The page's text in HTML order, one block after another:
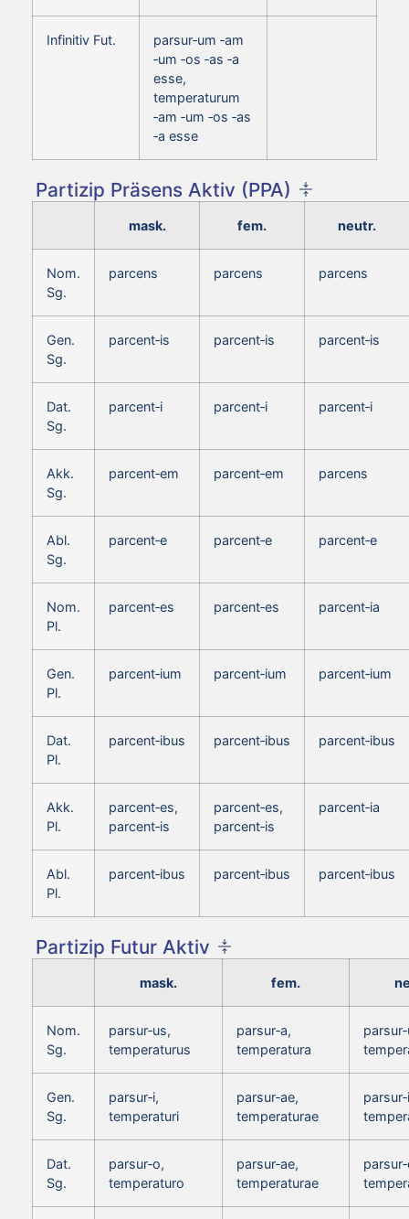
Infinitiv Fut.
parsur‑um ‑am
‑um ‑os ‑as ‑a
esse,
temperaturum
‑am ‑um ‑os ‑as
‑a esse
Partizip Präsens Aktiv (PPA)
mask. fem. neutr.
Nom.
Sg.
parcens parcens parcens
Gen.
Sg.
parcent‑is parcent‑is parcent‑is
Dat.
Sg.
parcent‑i parcent‑i parcent‑i
Akk.
Sg.
parcent‑em parcent‑em parcens
Abl.
Sg.
parcent‑e parcent‑e parcent‑e
Nom.
Pl.
parcent‑es parcent‑es parcent‑ia
Gen.
Pl.
parcent‑ium parcent‑ium parcent‑ium
Dat.
Pl.
parcent‑ibus parcent‑ibus parcent‑ibus
Akk.
Pl.
parcent‑es,
parcent‑is
parcent‑es,
parcent‑is
parcent‑ia
Abl.
Pl.
parcent‑ibus parcent‑ibus parcent‑ibus
Partizip Futur Aktiv
mask. fem.
Nom.
Sg.
parsur‑us,
temperaturus
parsur‑a,
temperatura
Gen.
Sg.
parsur‑i,
temperaturi
parsur‑ae,
temperaturae
Dat.
Sg.
parsur‑o,
temperaturo
parsur‑ae,
temperaturae